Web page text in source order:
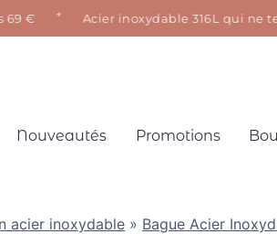
✦ Acier inoxydable 316L qui ne ternit
Nouveautés Promotions
acier inoxydable » Bague Acier